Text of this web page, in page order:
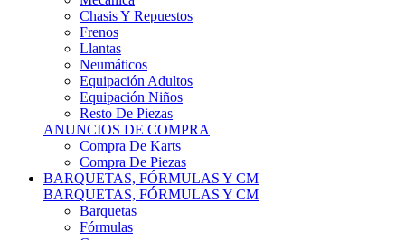
Frenos
Llantas
Neumáticos
Equipación Adultos
Equipación Niños
Resto De Piezas
ANUNCIOS DE COMPRA
Compra De Karts
Compra De Piezas
BARQUETAS, FÓRMULAS Y CM
BARQUETAS, FÓRMULAS Y CM
Barquetas
Fórmulas
Cm
Prototipos